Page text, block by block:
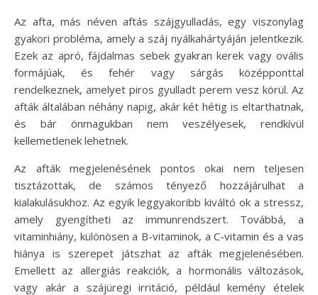
Az afta, más néven aftás szájgyulladás, egy viszonylag
gyakori probléma, amely a száj nyálkahártyáján jelentkezik.
Ezek az apró, fájdalmas sebek gyakran kerek vagy ovális
formájúak, és fehér vagy sárgás középponttal
rendelkeznek, amelyet piros gyulladt perem vesz körül. Az
afták általában néhány napig, akár két hétig is eltarthatnak,
és bár önmagukban nem veszélyesek, rendkívül
kellemetlenek lehetnek.
Az afták megjelenésének pontos okai nem teljesen
tisztázottak, de számos tényező hozzájárulhat a
kialakulásukhoz. Az egyik leggyakoribb kiváltó ok a stressz,
amely gyengítheti az immunrendszert. Továbbá, a
vitaminhiány, különösen a B-vitaminok, a C-vitamin és a vas
hiánya is szerepet játszhat az afták megjelenésében.
Emellett az allergiás reakciók, a hormonális változások,
vagy akár a szájüregi irritáció, például kemény ételek